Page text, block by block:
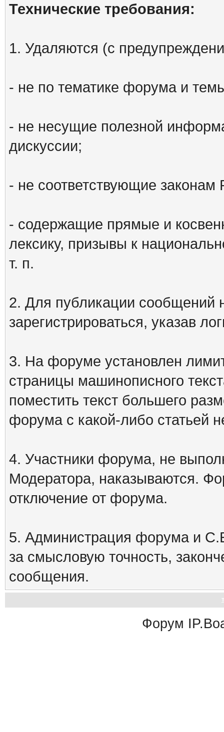
Технические требования:
1. Удаляются (с
- не по тематике форума и
- не несущие полезной
дискуссии;
- не соответствующие законам
- содержащие прямые и
лексику, призывы к
т. п.
2. Для публикации сообщений
зарегистрироваться, указав
3. На форуме установлен
страницы машинописного
поместить текст большего
форума с какой-либо статьей
4. Участники форума, не
Модератора, наказываются.
отключение от форума.
5. Администрация форума и
за смысловую точность,
сообщения.
Форум